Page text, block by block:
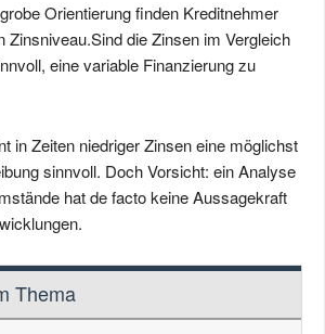
Orientierung finden Kreditnehmer
Zinsniveau.Sind die Zinsen im Vergleich
eine variable Finanzierung zu
in Zeiten niedriger Zinsen eine möglichst
sinnvoll. Doch Vorsicht: ein Analyse
hat de facto keine Aussagekraft
Thema